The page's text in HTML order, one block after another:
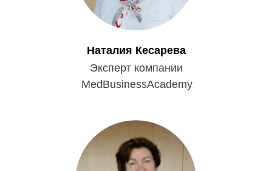
Наталия Кесарева
Эксперт компании
MedBusinessAcademy